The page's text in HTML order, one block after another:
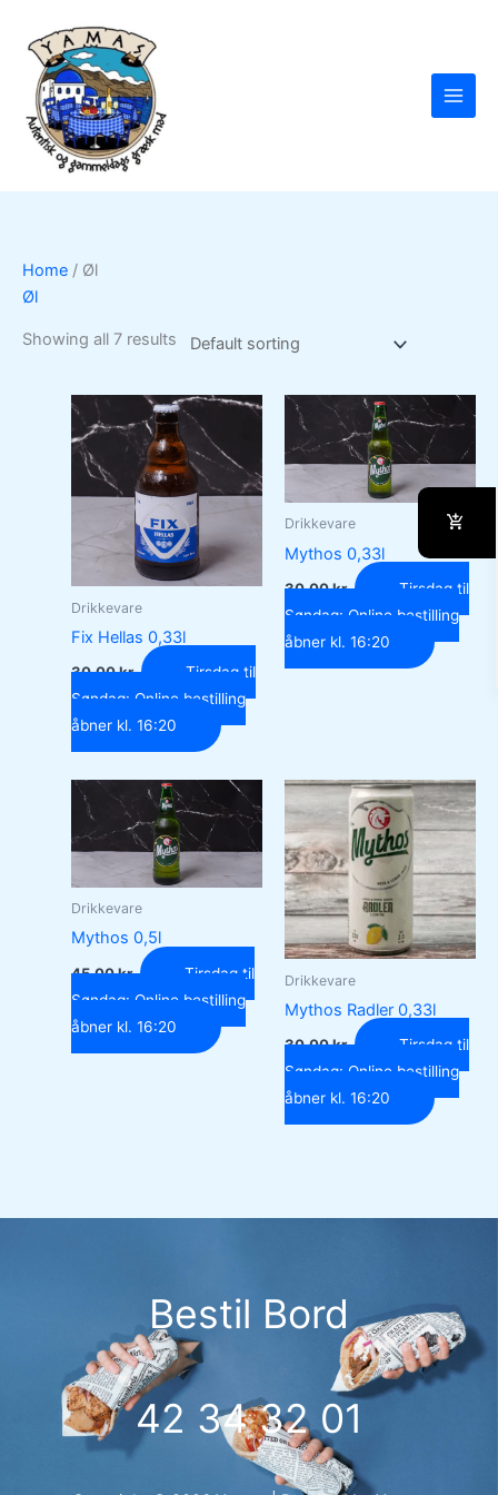
content
Home / Øl
Øl
Showing all 7 results
Drikkevare
Fix Hellas 0,33l
30,00kr.
Tirsdag til
Søndag: Online bestilling
åbner kl. 16:20
Drikkevare
Mythos 0,33l
30,00kr.
Tirsdag til
Søndag: Online bestilling
åbner kl. 16:20
Drikkevare
Mythos 0,5l
45,00kr.
Tirsdag til
Søndag: Online bestilling
åbner kl. 16:20
Drikkevare
Mythos Radler 0,33l
30,00kr.
Tirsdag til
Søndag: Online bestilling
åbner kl. 16:20
Bestil Bord
42 34 32 01